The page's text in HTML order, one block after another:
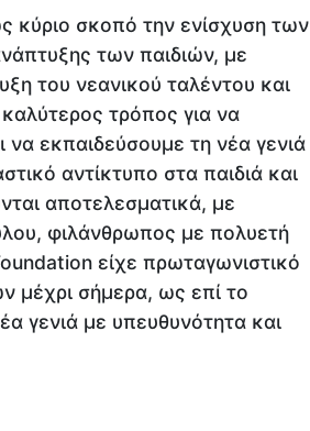
κύριο σκοπό την ενίσχυση των
των παιδιών, με
του νεανικού ταλέντου και
τρόπος για να
να εκπαιδεύσουμε τη νέα γενιά
αντίκτυπο στα παιδιά και
αποτελεσματικά, με
φιλάνθρωπος με πολυετή
είχε πρωταγωνιστικό
μέχρι σήμερα, ως επί το
γενιά με υπευθυνότητα και